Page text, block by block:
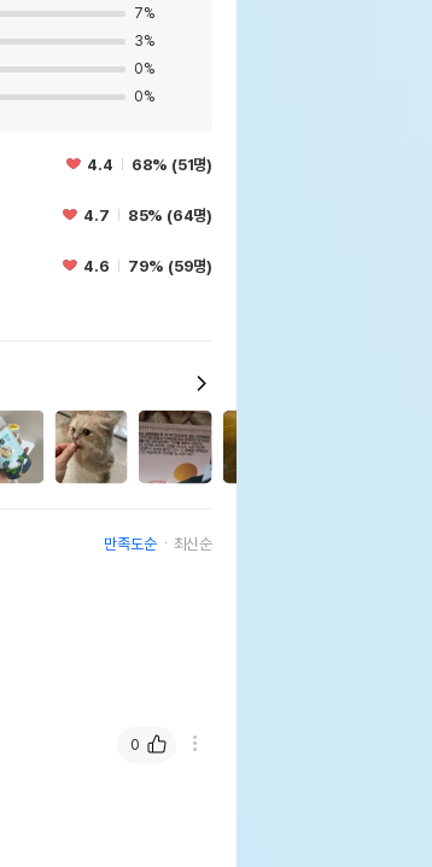
7%
3%
0%
0%
4.4 68% (51명)
4.7 85% (64명)
4.6 79% (59명)
만족도순 최신순
0